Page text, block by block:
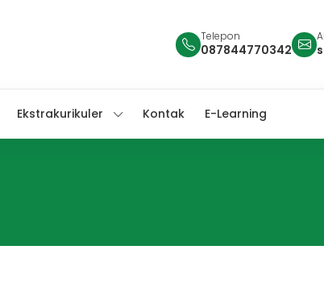
Telepon
087844770342
Ekstrakurikuler Kontak E-Learning